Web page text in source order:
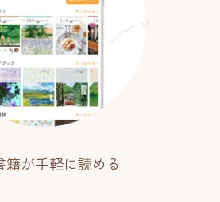
籍が手軽に読める